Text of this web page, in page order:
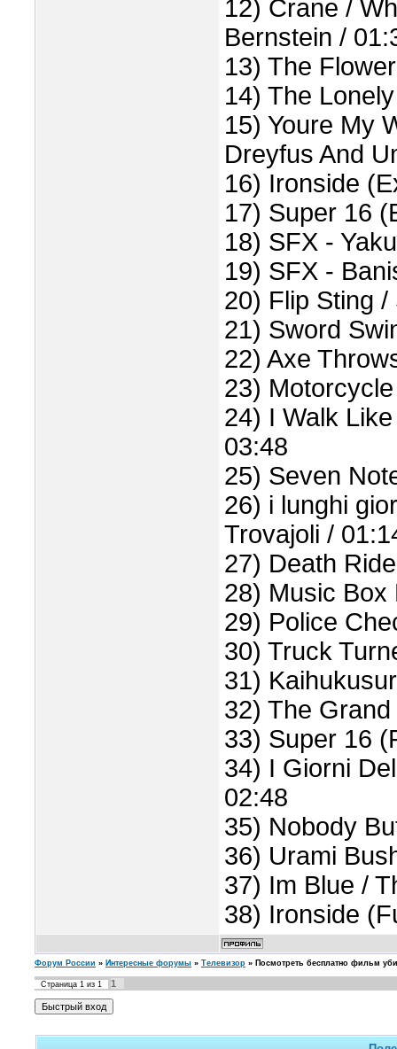
12) Crane /
Bernstein /
13) The
14) The
15) Youre My
Dreyfus And
16) Ironside
17) Super 16
18) SFX -
19) SFX -
20) Flip Sting
21) Sword
22) Axe
23)
24) I Walk
03:48
25) Seven
26) i lunghi
Trovajoli /
27) Death
28) Music Box
29) Police
30) Truck
31)
32) The
33) Super 16
34) I Giorni
02:48
35) Nobody
36) Urami
37) Im Blue /
38) Ironside
Форум России » Интересные форумы » Телевизор » Посмотреть бесплатно фильм
Страница 1 из 1 1